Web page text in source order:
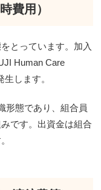
費用）
とっています。加入
Human Care
します。
形態であり、組合員
です。出資金は組合